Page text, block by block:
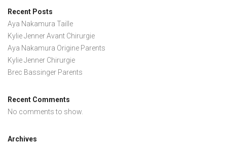
Recent Posts
Aya Nakamura Taille
Kylie Jenner Avant Chirurgie
Aya Nakamura Origine Parents
Kylie Jenner Chirurgie
Brec Bassinger Parents
Recent Comments
No comments to show.
Archives